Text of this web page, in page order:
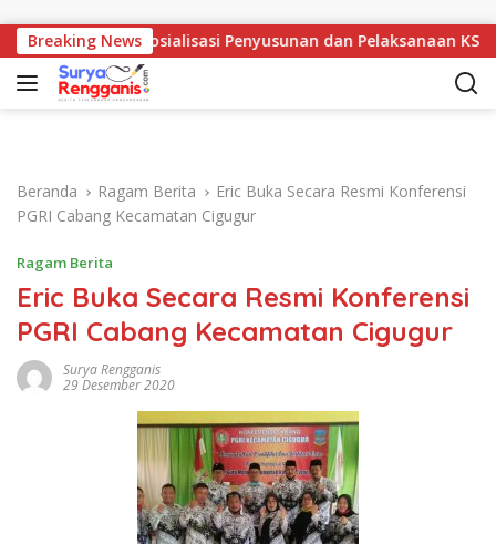
Breaking News
Gelar Sosialisasi Penyusunan dan Pelaksanaan KSP
Beranda Ragam Berita
Eric Buka Secara Resmi Konferensi
PGRI Cabang Kecamatan Cigugur
Ragam Berita
Eric Buka Secara Resmi Konferensi
PGRI Cabang Kecamatan Cigugur
Surya Rengganis
29 Desember 2020